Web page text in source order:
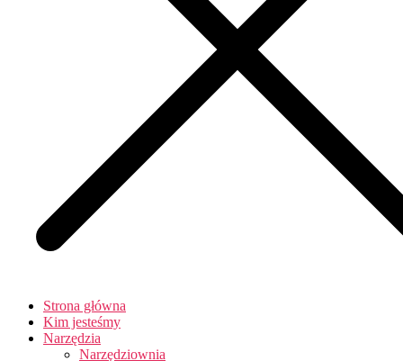
Strona główna
Kim jesteśmy
Narzędzia
Narzędziownia